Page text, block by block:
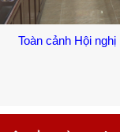
Toàn cảnh Hội nghị